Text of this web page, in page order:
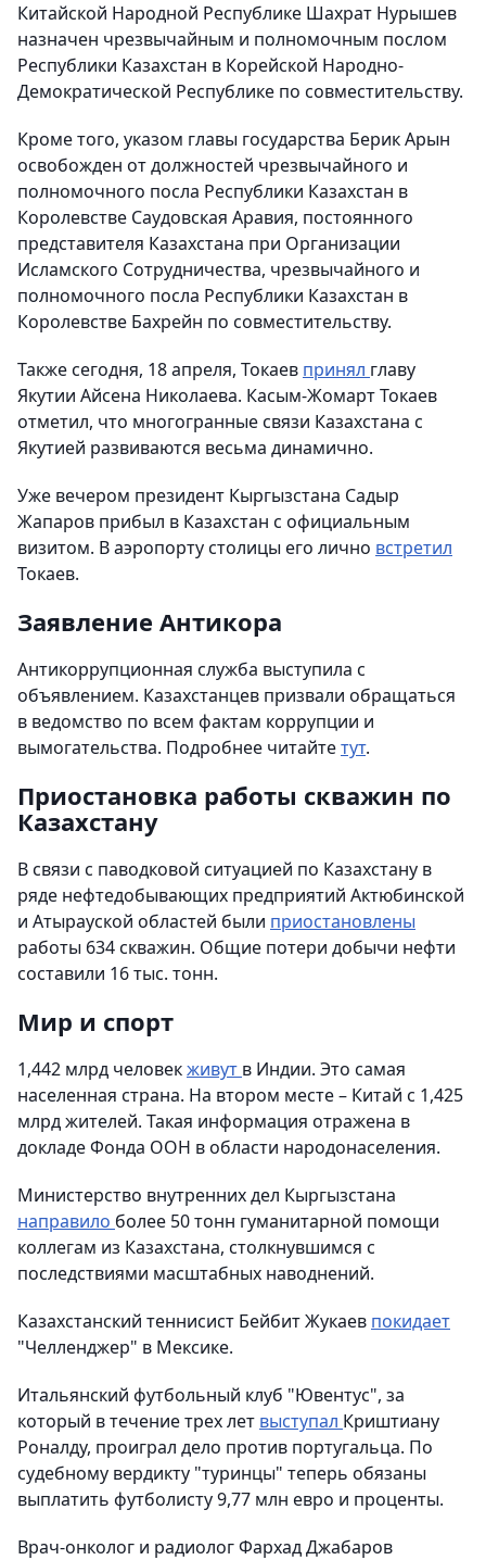
Китайской Народной Республике Шахрат Нурышев
назначен чрезвычайным и полномочным послом
Республики Казахстан в Корейской Народно-
Демократической Республике по совместительству.
Кроме того, указом главы государства Берик Арын
освобожден от должностей чрезвычайного и
полномочного посла Республики Казахстан в
Королевстве Саудовская Аравия, постоянного
представителя Казахстана при Организации
Исламского Сотрудничества, чрезвычайного и
полномочного посла Республики Казахстан в
Королевстве Бахрейн по совместительству.
Также сегодня, 18 апреля, Токаев принял главу
Якутии Айсена Николаева. Касым-Жомарт Токаев
отметил, что многогранные связи Казахстана с
Якутией развиваются весьма динамично.
Уже вечером президент Кыргызстана Садыр
Жапаров прибыл в Казахстан с официальным
визитом. В аэропорту столицы его лично встретил
Токаев.
Заявление Антикора
Антикоррупционная служба выступила с
объявлением. Казахстанцев призвали обращаться
в ведомство по всем фактам коррупции и
вымогательства. Подробнее читайтетут.
Приостановка работы скважин по
Казахстану
В связи с паводковой ситуацией по Казахстану в
ряде нефтедобывающих предприятий Актюбинской
и Атырауской областей были приостановлены
работы 634 скважин. Общие потери добычи нефти
составили 16 тыс. тонн.
Мир и спорт
1,442 млрд человекживут в Индии. Это самая
населенная страна. На втором месте – Китай с 1,425
млрд жителей. Такая информация отражена в
докладе Фонда ООН в области народонаселения.
Министерство внутренних дел Кыргызстана
направило более 50 тонн гуманитарной помощи
коллегам из Казахстана, столкнувшимся с
последствиями масштабных наводнений.
Казахстанский теннисист Бейбит Жукаев покидает
"Челленджер" в Мексике.
Итальянский футбольный клуб "Ювентус", за
который в течение трех лет выступал Криштиану
Роналду, проиграл дело против португальца. По
судебному вердикту "туринцы" теперь обязаны
выплатить футболисту 9,77 млн евро и проценты.
Врач-онколог и радиолог Фархад Джабаров